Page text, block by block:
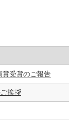
受賞のご報告
挨拶